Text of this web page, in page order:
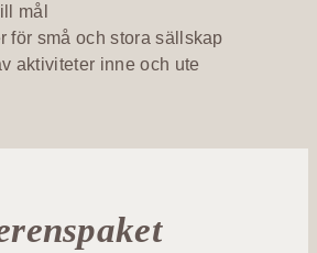
mål
för små och stora sällskap
aktiviteter inne och ute